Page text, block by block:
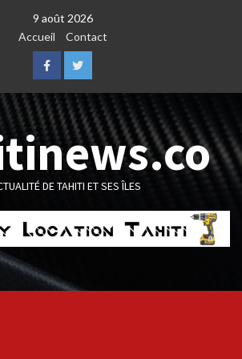
9 août 2026
Accueil
Contact
FacebookTwitter
DE TAHITI ET SES ÎLES